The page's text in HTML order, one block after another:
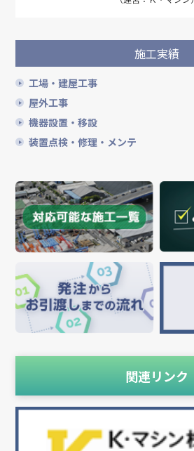
施工実績
工場・建屋工事
屋外工事
機器設置・移設
装置点検・修理・メンテ
関連リンク